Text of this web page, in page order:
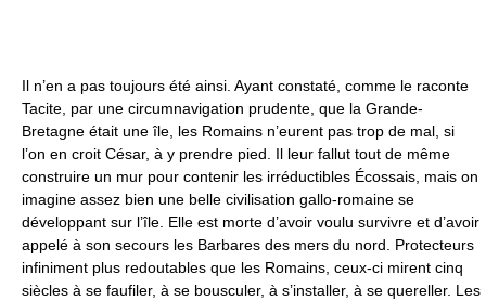
Il n’en a pas toujours été ainsi. Ayant constaté, comme le raconte
Tacite, par une circumnavigation prudente, que la Grande-
Bretagne était une île, les Romains n’eurent pas trop de mal, si
l’on en croit César, à y prendre pied. Il leur fallut tout de même
construire un mur pour contenir les irréductibles Écossais, mais on
imagine assez bien une belle civilisation gallo-romaine se
développant sur l’île. Elle est morte d’avoir voulu survivre et d’avoir
appelé à son secours les Barbares des mers du nord. Protecteurs
infiniment plus redoutables que les Romains, ceux-ci mirent cinq
siècles à se faufiler, à se bousculer, à s’installer, à se quereller. Les